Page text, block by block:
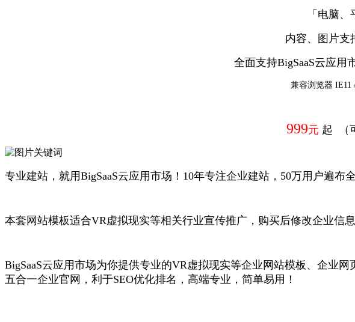
「电脑
内容、图片支
全面支持BigSaaS云应用
兼容浏览器 IE11
999元 起 （
专业建站，就用BigSaaS云应用市场！10年专注企业建站，50万用户遍布全
本套网站模板适合VR虚拟现实等相关行业宣传推广，购买后修改企业信
BigSaaS云应用市场为你提供专业的VR虚拟现实等企业网站模板、企业
五合一企业官网，利于SEO优化排名，高端专业，简单易用！